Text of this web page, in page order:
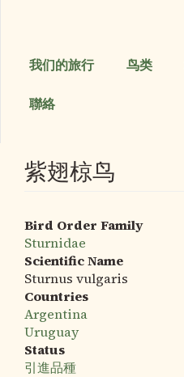
我们的旅行 鸟类
聯絡
紫翅椋鸟
Bird Order Family
Sturnidae
Scientific Name
Sturnus vulgaris
Countries
Argentina
Uruguay
Status
引進品種